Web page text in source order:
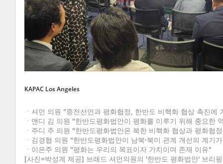
ㆍ셔먼 의원 "종전선언과 평화협정, 한반도 비핵화 협상 촉진에
ㆍ앤디 김 의원 "한반도평화법안이 평화를 이루기 위해 중요한
ㆍ주디 추 의원 "한반도평화법안은 북한 비핵화 협상과 평화협
ㆍ김경협 의원 "한반도평화법안이 남북·북미 관계 개선의 계기
ㆍ이은주 의원 "평화는 우리의 목표이자 가치이며 존재 이유"
[사진=박성계 제공] 브래드 셔먼의원의 '한반도 평화법안' 브리핑
KAPAC Los Angeles